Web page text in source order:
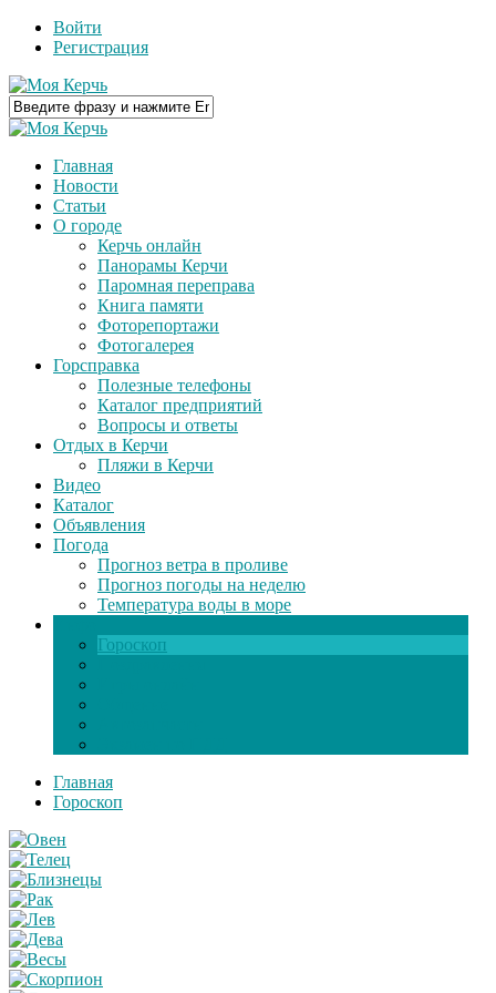
Войти
Регистрация
Главная
Новости
Статьи
О городе
Керчь онлайн
Панорамы Керчи
Паромная переправа
Книга памяти
Фоторепортажи
Фотогалерея
Горсправка
Полезные телефоны
Каталог предприятий
Вопросы и ответы
Отдых в Керчи
Пляжи в Керчи
Видео
Каталог
Объявления
Погода
Прогноз ветра в проливе
Прогноз погоды на неделю
Температура воды в море
Гороскоп
Главная
Гороскоп